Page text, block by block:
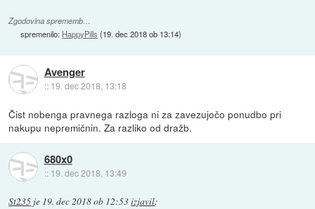
Zgodovina sprememb…
spremenilo: HappyPills (19. dec 2018 ob 13:14)
Avenger
:: 19. dec 2018, 13:18
Čist nobenga pravnega razloga ni za zavezujočo ponudbo pri
nakupu nepremičnin. Za razliko od dražb.
680x0
:: 19. dec 2018, 13:49
St235 je 19. dec 2018 ob 12:53izjavil: